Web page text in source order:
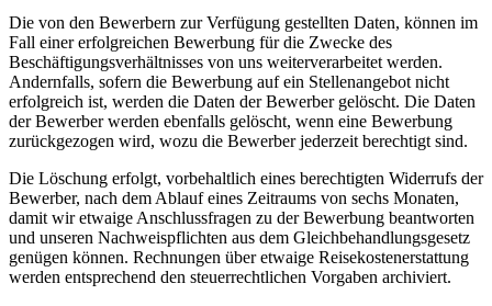
Die von den Bewerbern zur Verfügung gestellten Daten, können im
Fall einer erfolgreichen Bewerbung für die Zwecke des
Beschäftigungsverhältnisses von uns weiterverarbeitet werden.
Andernfalls, sofern die Bewerbung auf ein Stellenangebot nicht
erfolgreich ist, werden die Daten der Bewerber gelöscht. Die Daten
der Bewerber werden ebenfalls gelöscht, wenn eine Bewerbung
zurückgezogen wird, wozu die Bewerber jederzeit berechtigt sind.
Die Löschung erfolgt, vorbehaltlich eines berechtigten Widerrufs der
Bewerber, nach dem Ablauf eines Zeitraums von sechs Monaten,
damit wir etwaige Anschlussfragen zu der Bewerbung beantworten
und unseren Nachweispflichten aus dem Gleichbehandlungsgesetz
genügen können. Rechnungen über etwaige Reisekostenerstattung
werden entsprechend den steuerrechtlichen Vorgaben archiviert.